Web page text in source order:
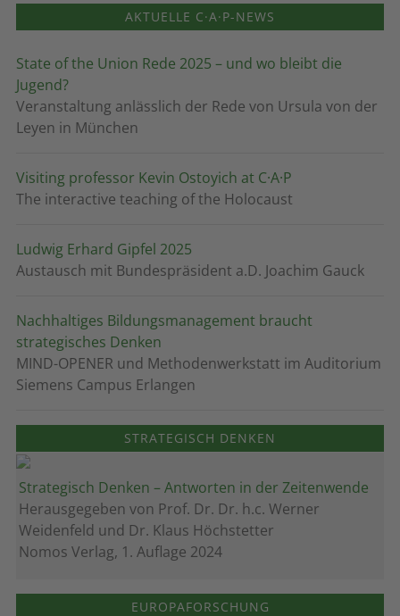
AKTUELLE C·A·P-NEWS
State of the Union Rede 2025 – und wo bleibt die
Jugend?
Veranstaltung anlässlich der Rede von Ursula von der
Leyen in München
Visiting professor Kevin Ostoyich at C·A·P
The interactive teaching of the Holocaust
Ludwig Erhard Gipfel 2025
Austausch mit Bundespräsident a.D. Joachim Gauck
Nachhaltiges Bildungsmanagement braucht
strategisches Denken
MIND-OPENER und Methodenwerkstatt im Auditorium
Siemens Campus Erlangen
STRATEGISCH DENKEN
Strategisch Denken – Antworten in der Zeitenwende
Herausgegeben von Prof. Dr. Dr. h.c. Werner
Weidenfeld und Dr. Klaus Höchstetter
Nomos Verlag, 1. Auflage 2024
EUROPAFORSCHUNG